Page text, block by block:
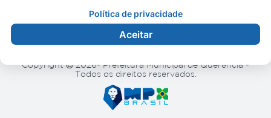
Saúde
Copyright
2026- Prefeitura Municipal de Querência -
Todos os direitos reservados.
Política de privacidade
Aceitar